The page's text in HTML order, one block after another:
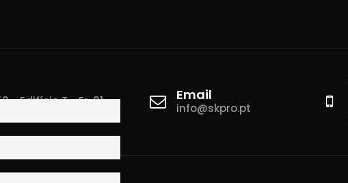
- Edifício T - Fr. 01
Email
info@skpro.pt